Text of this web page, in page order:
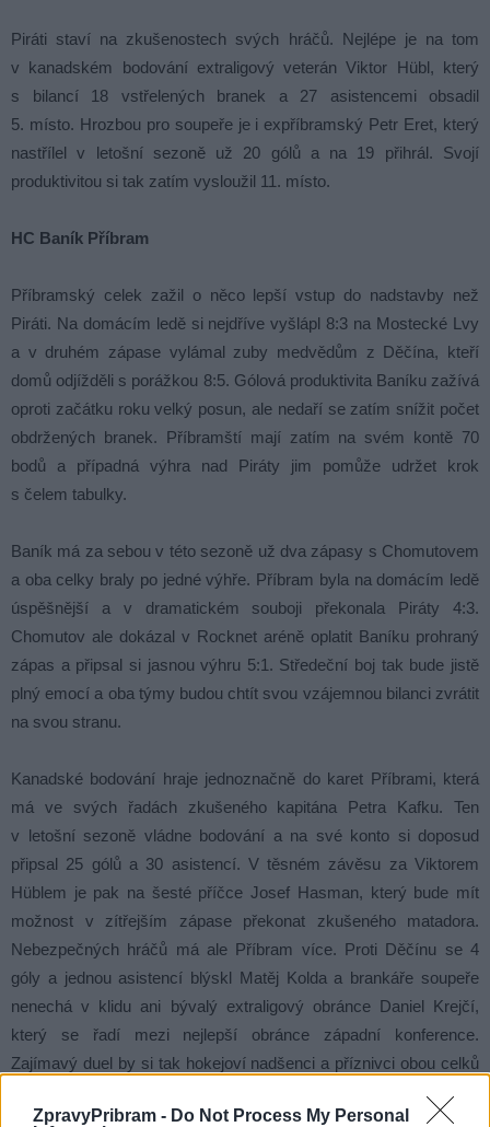
ZpravyPribram - Do Not Process My Personal
Piráti staví na zkušenostech svých hráčů. Nejlépe je na tom
v kanadském bodování extraligový veterán Viktor Hübl, který
s bilancí 18 vstřelených branek a 27 asistencemi obsadil
5. místo. Hrozbou pro soupeře je i expříbramský Petr Eret, který
nastřílel v letošní sezoně už 20 gólů a na 19 přihrál. Svojí
produktivitou si tak zatím vysloužil 11. místo.
HC Baník Příbram
Příbramský celek zažil o něco lepší vstup do nadstavby než
Piráti. Na domácím ledě si nejdříve vyšlápl 8:3 na Mostecké Lvy
a v druhém zápase vylámal zuby medvědům z Děčína, kteří
domů odjížděli s porážkou 8:5. Gólová produktivita Baníku zažívá
oproti začátku roku velký posun, ale nedaří se zatím snížit počet
obdržených branek. Příbramští mají zatím na svém kontě 70
bodů a případná výhra nad Piráty jim pomůže udržet krok
s čelem tabulky.
Baník má za sebou v této sezoně už dva zápasy s Chomutovem
a oba celky braly po jedné výhře. Příbram byla na domácím ledě
úspěšnější a v dramatickém souboji překonala Piráty 4:3.
Chomutov ale dokázal v Rocknet aréně oplatit Baníku prohraný
zápas a připsal si jasnou výhru 5:1. Středeční boj tak bude jistě
plný emocí a oba týmy budou chtít svou vzájemnou bilanci zvrátit
na svou stranu.
Kanadské bodování hraje jednoznačně do karet Příbrami, která
má ve svých řadách zkušeného kapitána Petra Kafku. Ten
v letošní sezoně vládne bodování a na své konto si doposud
připsal 25 gólů a 30 asistencí. V těsném závěsu za Viktorem
Hüblem je pak na šesté příčce Josef Hasman, který bude mít
možnost v zítřejším zápase překonat zkušeného matadora.
Nebezpečných hráčů má ale Příbram více. Proti Děčínu se 4
góly a jednou asistencí blýskl Matěj Kolda a brankáře soupeře
nenechá v klidu ani bývalý extraligový obránce Daniel Krejčí,
který se řadí mezi nejlepší obránce západní konference.
Zajímavý duel by si tak hokejoví nadšenci a příznivci obou celků